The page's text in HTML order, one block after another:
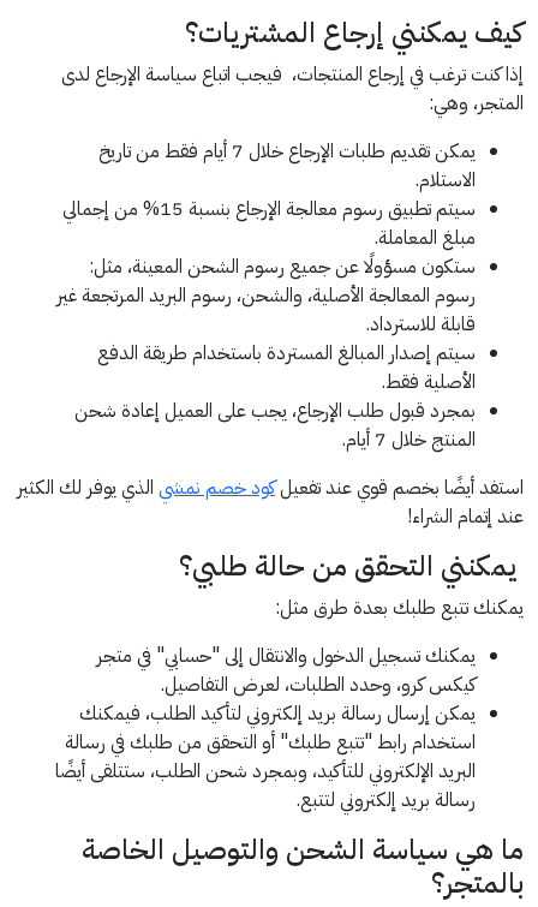
كيف يمكنني إرجاع المشتريات؟
إذا كنت ترغب في إرجاع المنتجات، فيجب اتباع سياسة الإرجاع لدى
المتجر، وهي:
يمكن تقديم طلبات الإرجاع خلال 7 أيام فقط من تاريخ
الاستلام.
سيتم تطبيق رسوم معالجة الإرجاع بنسبة 15% من إجمالي
مبلغ المعاملة.
ستكون مسؤولًا عن جميع رسوم الشحن المعينة، مثل:
رسوم المعالجة الأصلية، والشحن، رسوم البريد المرتجعة غير
قابلة للاسترداد.
سيتم إصدار المبالغ المستردة باستخدام طريقة الدفع
الأصلية فقط.
بمجرد قبول طلب الإرجاع، يجب على العميل إعادة شحن
المنتج خلال 7 أيام.
استفد أيضًا بخصم قوي عند تفعيلكود خصم نمشي الذي يوفر لك الكثير
عند إتمام الشراء!
يمكنني التحقق من حالة طلبي؟
يمكنك تتبع طلبك بعدة طرق مثل:
يمكنك تسجيل الدخول والانتقال إلى "حسابي" في متجر
كيكس كرو، وحدد الطلبات، لعرض التفاصيل.
يمكن إرسال رسالة بريد إلكتروني لتأكيد الطلب، فيمكنك
استخدام رابط "تتبع طلبك" أو التحقق من طلبك في رسالة
البريد الإلكتروني للتأكيد، وبمجرد شحن الطلب، ستتلقى أيضًا
رسالة بريد إلكتروني لتتبع.
ما هي سياسة الشحن والتوصيل الخاصة
بالمتجر؟